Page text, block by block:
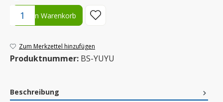
Produkt Anzahl: Gib den gewünschten Wert ein oder benutze
In den Warenkorb
Zum Merkzettel hinzufügen
Produktnummer: BS-YUYU
Beschreibung